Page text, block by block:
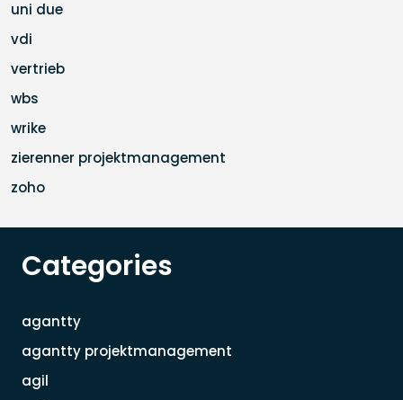
uni due
vdi
vertrieb
wbs
wrike
zierenner projektmanagement
zoho
Categories
agantty
agantty projektmanagement
agil